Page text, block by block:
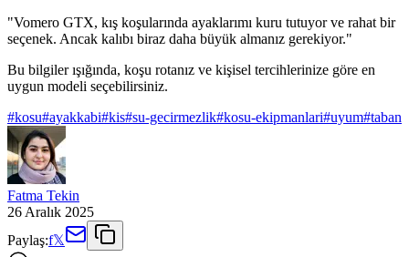
"Vomero GTX, kış koşularında ayaklarımı kuru tutuyor ve rahat bir
seçenek. Ancak kalıbı biraz daha büyük almanız gerekiyor."
Bu bilgiler ışığında, koşu rotanız ve kişisel tercihlerinize göre en
uygun modeli seçebilirsiniz.
#kosu#ayakkabi#kis#su-gecirmezlik#kosu-ekipmanlari#uyum#taban
Fatma Tekin
26 Aralık 2025
Paylaş:f𝕏